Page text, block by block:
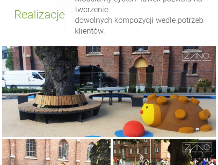
Realizacje
tworzenie
dowolnych kompozycji wedle potrzeb
klientów.